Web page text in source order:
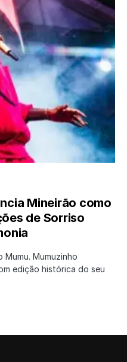
Mineirão como
de Sorriso
Mumu. Mumuzinho
edição histórica do seu